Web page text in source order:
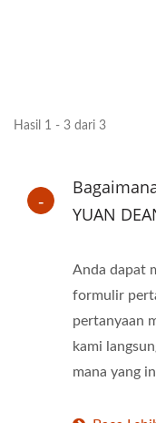
Hasil 1 - 3 dari 3
YUAN
Anda dapat
formulir
pertanyaan
kami
mana yang